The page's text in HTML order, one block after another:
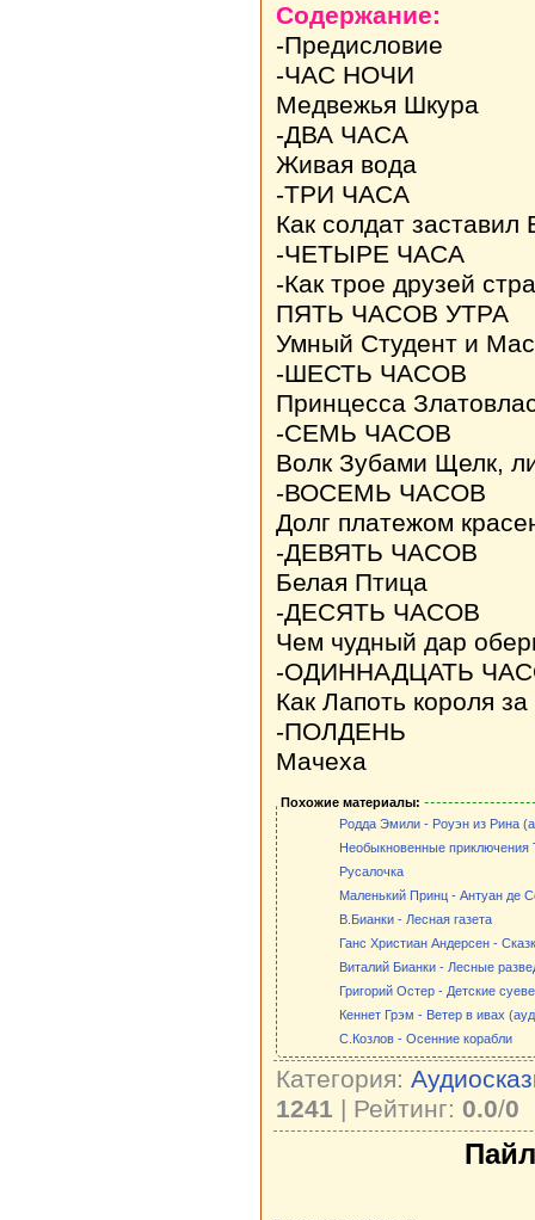
Содержание:
-Предисловие
-ЧАС НОЧИ
Медвежья Шкура
-ДВА ЧАСА
Живая вода
-ТРИ ЧАСА
Как солдат заставил
-ЧЕТЫРЕ ЧАСА
-Как трое друзей
ПЯТЬ ЧАСОВ УТРА
Умный Студент и
-ШЕСТЬ ЧАСОВ
Принцесса
-СЕМЬ ЧАСОВ
Волк Зубами Щелк,
-ВОСЕМЬ ЧАСОВ
Долг платежом
-ДЕВЯТЬ ЧАСОВ
Белая Птица
-ДЕСЯТЬ ЧАСОВ
Чем чудный дар
-ОДИННАДЦАТЬ
Как Лапоть короля за
-ПОЛДЕНЬ
Мачеха
Похожие материалы:
Родда Эмили - Роуэн из Рина
Необыкновенные
Русалочка
Маленький Принц - Антуан де
В.Бианки - Лесная газета
Ганс Христиан Андерсен -
Виталий Бианки - Лесные
Григорий Остер - Детские
Кеннет Грэм - Ветер в ивах
С.Козлов - Осенние корабли
Категория:
1241 | Рейтинг: 0.0/0